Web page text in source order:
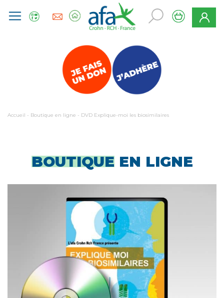
Accueil - Boutique en ligne - DVD Explique-moi les biosimilaires
BOUTIQUEEN LIGNE